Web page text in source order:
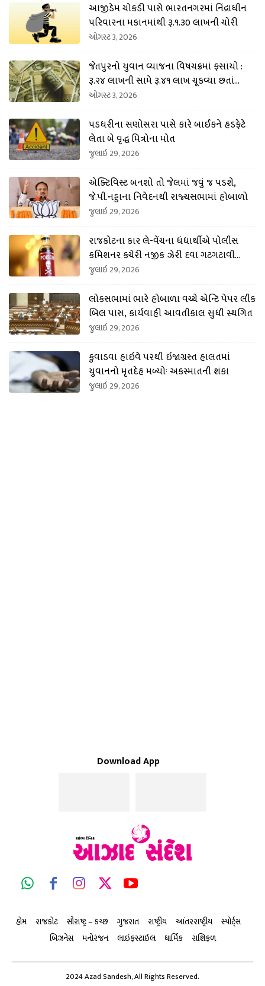
આજીડેમ ચોકડી પાસે ભારતનગરમાં નિંદ્રાધીન
પરિવારના મકાનમાંથી રૂ.૧.૩૦ લાખની ચોરી
ઓગસ્ટ 3, 2026
જેતપુરનો યુવાન વ્યાજના વિષચક્રમાં ફસાયો :
રૂ.૨૪ લાખની સામે રૂ.૪૧ લાખ ચૂકવ્યા છતાં
ધમકી અપાતી
ઓગસ્ટ 3, 2026
પડધરીના સણોસરા પાસે કારે બાઈકને હડફેટે
લેતા બે વૃદ્ધ મિત્રોના મોત
જુલાઇ 29, 2026
એક્ટિવિસ્ટ બનશો તો જેલમાં જવું જ પડશે,
જે.પી.નડ્ડાના નિવેદનથી રાજ્યસભામાં હોબાળો
જુલાઇ 29, 2026
રાજકોટના કાર લે-વેંચના ધંધાર્થીએ પોલીસ
કમિશનર કચેરી નજીક ઝેરી દવા ગટગટાવી
લીધી
જુલાઇ 29, 2026
લોકસભામાં ભારે હોબાળા વચ્ચે એન્ટિ પેપર લીક
બિલ પાસ, કાર્યવાહી આવતીકાલ સુધી સ્થગિત
જુલાઇ 29, 2026
કુવાડવા હાઇવે પરથી ઇજાગ્રસ્ત હાલતમાં
યુવાનનો મૃતદેહ મળ્યોઃ અકસ્માતની શંકા
જુલાઇ 29, 2026
Download App
હોમ રાજકોટ સૌરાષ્ટ્ર – કચ્છ ગુજરાત રાષ્ટ્રીય આંતરરાષ્ટ્રીય
સ્પોર્ટ્સ
બિઝનેસ
મનોરંજન લાઇફસ્ટાઇલ ધાર્મિક રાશિફળ
2024 Azad Sandesh, All Rights Reserved.